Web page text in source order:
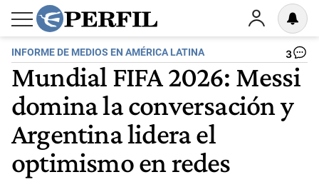
INFORME DE MEDIOS EN AMÉRICA LATINA 3
Mundial FIFA 2026: Messi
domina la conversación y
Argentina lidera el
optimismo en redes